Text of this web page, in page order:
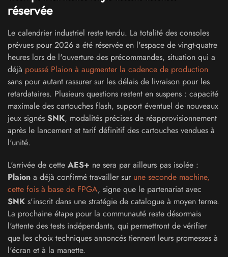
réservée
Le calendrier industriel reste tendu. La totalité des consoles
prévues pour 2026 a été réservée en l'espace de vingt-quatre
heures lors de l'ouverture des précommandes, situation qui a
déjà poussé Plaion à augmenter la cadence de production
sans pour autant rassurer sur les délais de livraison pour les
retardataires. Plusieurs questions restent en suspens : capacité
maximale des cartouches flash, support éventuel de nouveaux
jeux signés SNK, modalités précises de réapprovisionnement
après le lancement et tarif définitif des cartouches vendues à
l'unité.
L'arrivée de cette AES+ ne sera par ailleurs pas isolée :
Plaion a déjà confirmé travailler sur une seconde machine,
cette fois à base de FPGA, signe que le partenariat avec
SNK s'inscrit dans une stratégie de catalogue à moyen terme.
La prochaine étape pour la communauté reste désormais
l'attente des tests indépendants, qui permettront de vérifier
que les choix techniques annoncés tiennent leurs promesses à
l'écran et à la manette.